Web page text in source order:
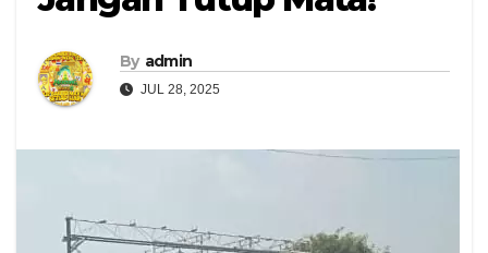
By admin
JUL 28, 2025